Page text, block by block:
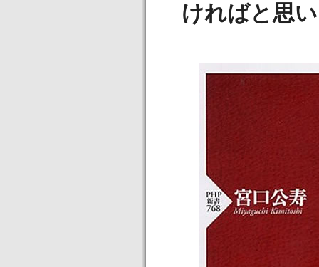
ければと思